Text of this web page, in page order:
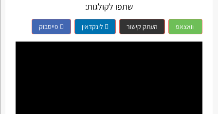
שתפו לקולגות:
וואצאפ העתק קישור לינקדאין פייסבוק